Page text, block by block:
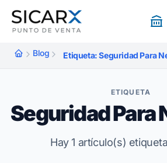
Blog Etiqueta: Seguridad Para
ETIQUETA
Seguridad Para
Hay 1 artículo(s)